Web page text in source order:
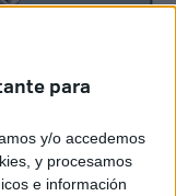
para
y/o accedemos
y procesamos
e información